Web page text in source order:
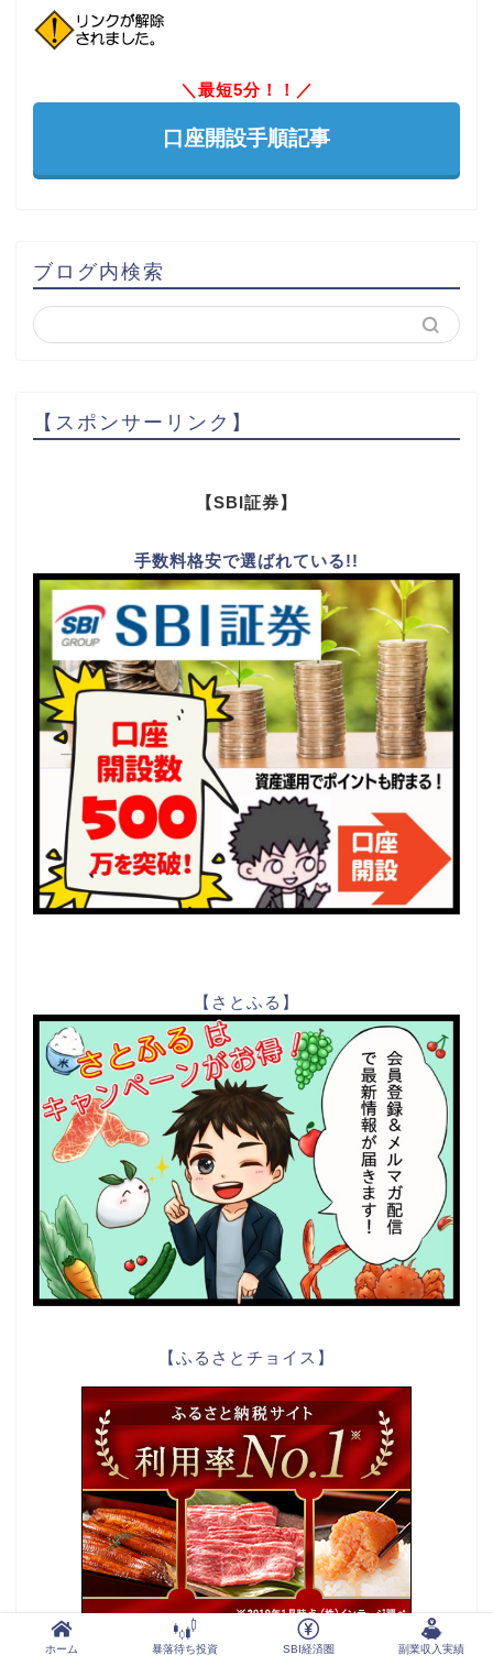
＼最短5分！！／
口座開設手順記事
ブログ内検索
【スポンサーリンク】
【SBI証券】
手数料格安で選ばれている!!
【さとふる】
【ふるさとチョイス】
ホーム 暴落待ち投資 SBI経済圏 副業収入実績